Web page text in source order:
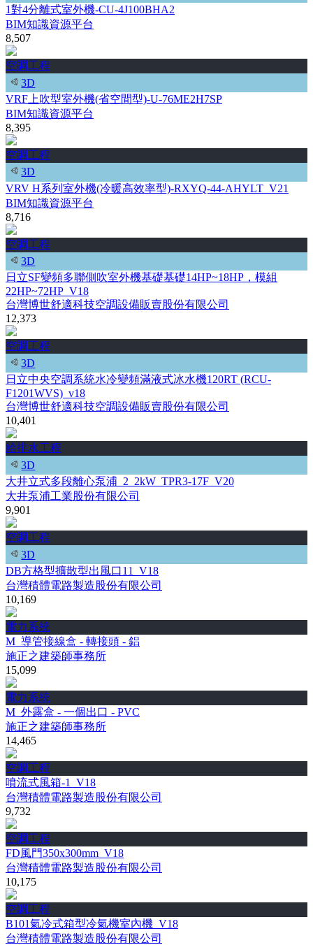
1對4分離式室外機-CU-4J100BHA2
BIM知識資源平台
8,507
空調工程
3D
VRF上吹型室外機(省空間型)-U-76ME2H7SP
BIM知識資源平台
8,395
空調工程
3D
VRV H系列室外機(冷暖高效率型)-RXYQ-44-AHYLT_V21
BIM知識資源平台
8,716
空調工程
3D
日立SF變頻多聯側吹室外機基礎基礎14HP~18HP，模組
22HP~72HP_V18
台灣博世舒適科技空調設備販賣股份有限公司
12,373
空調工程
3D
日立中央空調系統水冷變頻滿液式冰水機120RT (RCU-
F1201WVS)_v18
台灣博世舒適科技空調設備販賣股份有限公司
10,401
給排水工程
3D
大井立式多段離心泵浦_2_2kW_TPR3-17F_V20
大井泵浦工業股份有限公司
9,901
空調工程
3D
DB方格型擴散型出風口11_V18
台灣積體電路製造股份有限公司
10,169
電力系統
M_導管接線盒 - 轉接頭 - 鋁
施正之建築師事務所
15,099
電力系統
M_外露盒 - 一個出口 - PVC
施正之建築師事務所
14,465
空調工程
噴流式風箱-1_V18
台灣積體電路製造股份有限公司
9,732
空調工程
FD風門350x300mm_V18
台灣積體電路製造股份有限公司
10,175
空調工程
B101氣冷式箱型冷氣機室內機_V18
台灣積體電路製造股份有限公司